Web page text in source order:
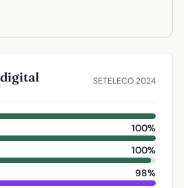
SETELECO 2024
100%
100%
98%